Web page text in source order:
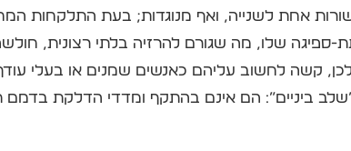
אחת לשנייה, ואף מנוגדות; בעת התלקחות
ספיגה שלו, מה שגורם להרזיה בלתי רצונית, חולשה
לכן, קשה לחשוב עליהם כאנשים שמנים או בעלי
ביניים”: הם אינם בהתקף ומדדי הדלקת בדמם